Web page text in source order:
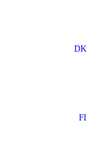
DK
FI